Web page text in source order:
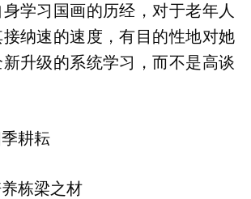
学习国画的历经，对于老年人
纳速的速度，有目的性地对她
升级的系统学习，而不是高谈
耕耘
栋梁之材